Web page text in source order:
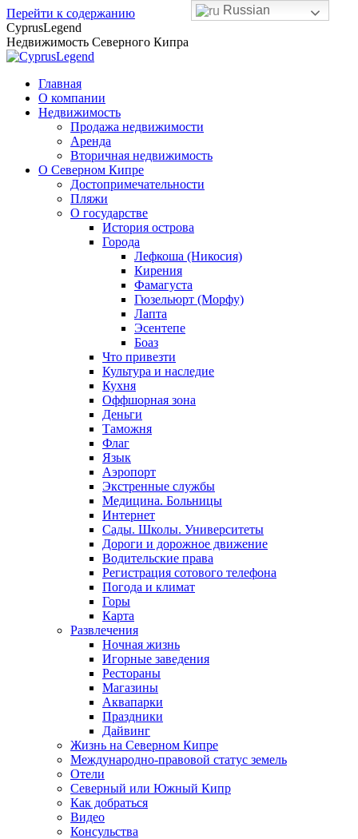
Перейти к содержанию
CyprusLegend
Недвижимость Северного Кипра
Главная
О компании
Недвижимость
Продажа недвижимости
Аренда
Вторичная недвижимость
О Северном Кипре
Достопримечательности
Пляжи
О государстве
История острова
Города
Лефкоша (Никосия)
Кирения
Фамагуста
Гюзельюрт (Морфу)
Лапта
Эсентепе
Боаз
Что привезти
Культура и наследие
Кухня
Оффшорная зона
Деньги
Таможня
Флаг
Язык
Аэропорт
Экстренные службы
Медицина. Больницы
Интернет
Сады. Школы. Университеты
Дороги и дорожное движение
Водительские права
Регистрация сотового телефона
Погода и климат
Горы
Карта
Развлечения
Ночная жизнь
Игорные заведения
Рестораны
Магазины
Аквапарки
Праздники
Дайвинг
Жизнь на Северном Кипре
Международно-правовой статус земель
Отели
Северный или Южный Кипр
Как добраться
Видео
Консульства
Russian